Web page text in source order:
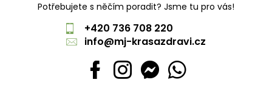
Potřebujete s něčím poradit? Jsme tu pro vás!
+420 736 708 220
info@mj-krasazdravi.cz